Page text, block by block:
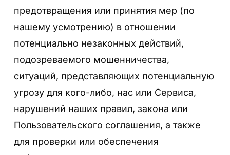
предотвращения или принятия мер (по
нашему усмотрению) в отношении
потенциально незаконных действий,
подозреваемого мошенничества,
ситуаций, представляющих потенциальную
угрозу для кого-либо, нас или Сервиса,
нарушений наших правил, закона или
Пользовательского соглашения, а также
для проверки или обеспечения